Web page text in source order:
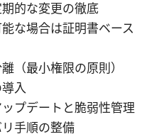
的な変更の徹底
な場合は証明書ベース
（最小権限の原則）
入
プデートと脆弱性管理
手順の整備